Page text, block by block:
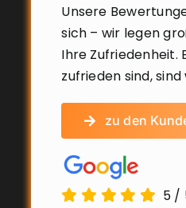
Unsere
sich – wir legen
Ihre Zufriedenheit.
zufrieden sind, sind
zu den
5 /